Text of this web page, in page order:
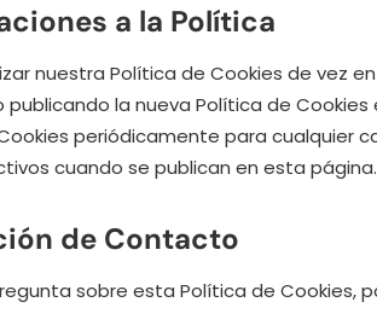
a la Política
nuestra Política de Cookies de vez
la nueva Política de
periódicamente para cualquier
cuando se publican en esta página.
de Contacto
sobre esta Política de Cookies,